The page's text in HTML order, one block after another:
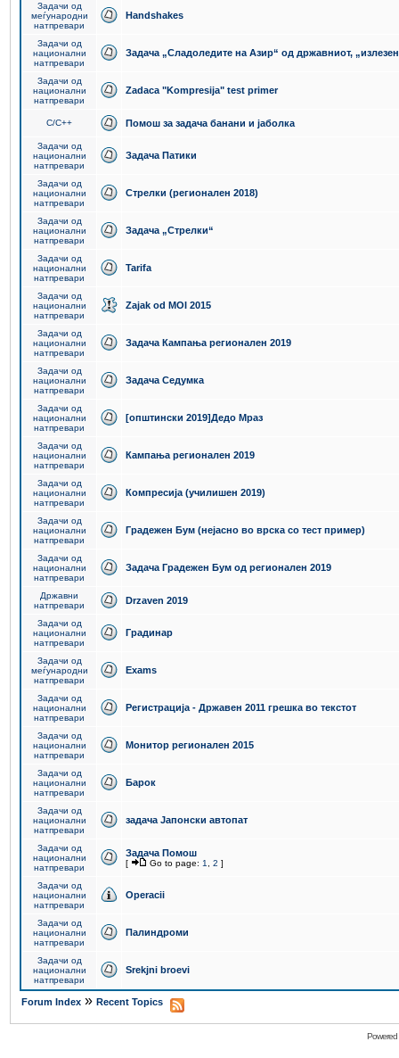
Задачи од
меѓународни
натпревари
Handshakes
Задачи од
национални
натпревари
Задача „Сладоледите на Азир“ од државниот,
Задачи од
национални
натпревари
Zadaca "Kompresija" test primer
C/C++ Помош за задача банани и јаболка
Задачи од
национални
натпревари
Задача Патики
Задачи од
национални
натпревари
Стрелки (регионален 2018)
Задачи од
национални
натпревари
Задача „Стрелки“
Задачи од
национални
натпревари
Tarifa
Задачи од
национални
натпревари
Zajak od MOI 2015
Задачи од
национални
натпревари
Задача Кампања регионален 2019
Задачи од
национални
натпревари
Задача Седумка
Задачи од
национални
натпревари
[општински 2019]Дедо Мраз
Задачи од
национални
натпревари
Кампања регионален 2019
Задачи од
национални
натпревари
Компресија (училишен 2019)
Задачи од
национални
натпревари
Градежен Бум (нејасно во врска со тест пример)
Задачи од
национални
натпревари
Задача Градежен Бум од регионален 2019
Државни
натпревари
Drzaven 2019
Задачи од
национални
натпревари
Градинар
Задачи од
меѓународни
натпревари
Exams
Задачи од
национални
натпревари
Регистрација - Државен 2011 грешка во текстот
Задачи од
национални
натпревари
Монитор регионален 2015
Задачи од
национални
натпревари
Барок
Задачи од
национални
натпревари
задача Јапонски автопат
Задачи од
национални
натпревари
Задача Помош
[ Go to page: 1 2 ]
Задачи од
национални
натпревари
Operacii
Задачи од
национални
натпревари
Палиндроми
Задачи од
национални
натпревари
Srekjni broevi
Forum Index » Recent Topics